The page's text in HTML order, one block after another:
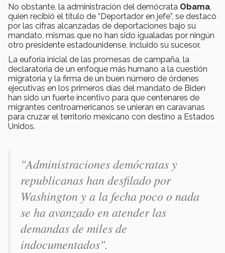
No obstante, la administración del demócrata Obama,
quien recibió el título de “Deportador en jefe”, se destacó
por las cifras alcanzadas de deportaciones bajo su
mandato, mismas que no han sido igualadas por ningún
otro presidente estadounidense, incluido su sucesor.
La euforia inicial de las promesas de campaña, la
declaratoria de un enfoque más humano a la cuestión
migratoria y la firma de un buen número de órdenes
ejecutivas en los primeros días del mandato de Biden
han sido un fuerte incentivo para que centenares de
migrantes centroamericanos se unieran en caravanas
para cruzar el territorio mexicano con destino a Estados
Unidos.
"Administraciones demócratas y
republicanas han desfilado por
Washington y a la fecha poco o nada
se ha avanzado en atender las
demandas de miles de
indocumentados".